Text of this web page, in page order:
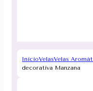
InicioVelasVelas
decorativa Manzana